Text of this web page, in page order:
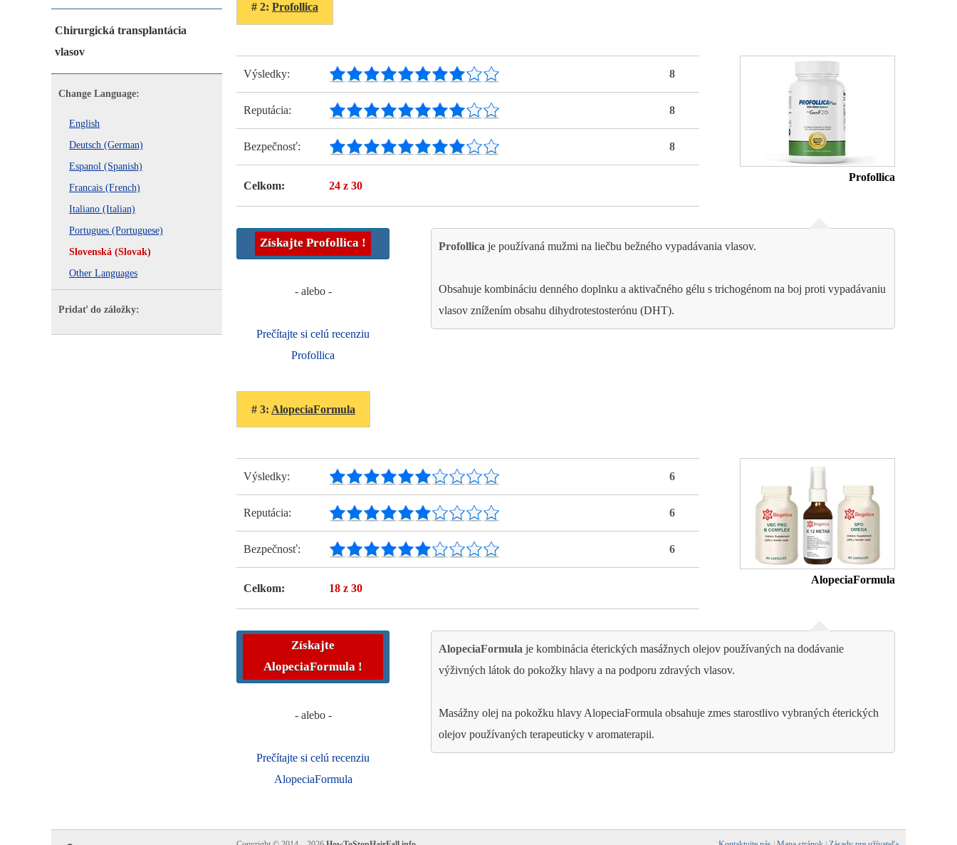
Chirurgická transplantácia
vlasov
Change Language:
English
Deutsch (German)
Espanol (Spanish)
Francais (French)
Italiano (Italian)
Portugues (Portuguese)
Slovenská (Slovak)
Other Languages
Pridať do záložky:
# 2: Profollica
Výsledky: 8
Reputácia: 8
Bezpečnosť: 8
Celkom: 24 z 30
Profollica
Profollica je používaná mužmi na liečbu bežného vypadávania vlasov.
Obsahuje kombináciu denného doplnku a aktivačného gélu s trichogénom na boj proti vypadávaniu
vlasov znížením obsahu dihydrotestosterónu (DHT).
Získajte Profollica !
- alebo -
Prečítajte si celú recenziu
Profollica
# 3: AlopeciaFormula
Výsledky: 6
Reputácia: 6
Bezpečnosť: 6
Celkom: 18 z 30
AlopeciaFormula
AlopeciaFormula je kombinácia éterických masážnych olejov používaných na dodávanie
výživných látok do pokožky hlavy a na podporu zdravých vlasov.
Masážny olej na pokožku hlavy AlopeciaFormula obsahuje zmes starostlivo vybraných éterických
olejov používaných terapeuticky v aromaterapii.
Získajte
AlopeciaFormula !
- alebo -
Prečítajte si celú recenziu
AlopeciaFormula